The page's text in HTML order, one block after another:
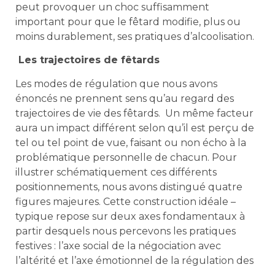
peut provoquer un choc suffisamment
important pour que le fêtard modifie, plus ou
moins durablement, ses pratiques d’alcoolisation.
Les trajectoires de fêtards
Les modes de régulation que nous avons
énoncés ne prennent sens qu’au regard des
trajectoires de vie des fêtards. Un même facteur
aura un impact différent selon qu’il est perçu de
tel ou tel point de vue, faisant ou non écho à la
problématique personnelle de chacun. Pour
illustrer schématiquement ces différents
positionnements, nous avons distingué quatre
figures majeures. Cette construction idéale –
typique repose sur deux axes fondamentaux à
partir desquels nous percevons les pratiques
festives : l’axe social de la négociation avec
l’altérité et l’axe émotionnel de la régulation des